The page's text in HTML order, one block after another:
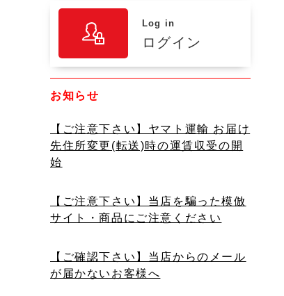
Log in
ログイン
お知らせ
【ご注意下さい】ヤマト運輸 お届け
先住所変更(転送)時の運賃収受の開
始
【ご注意下さい】当店を騙った模倣
サイト・商品にご注意ください
【ご確認下さい】当店からのメール
が届かないお客様へ